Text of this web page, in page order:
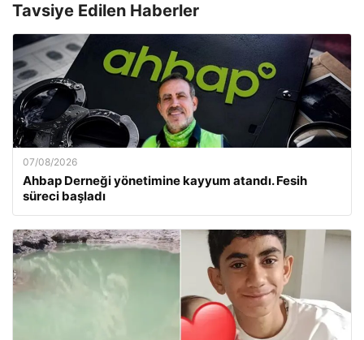
Tavsiye Edilen Haberler
07/08/2026
Ahbap Derneği yönetimine kayyum atandı. Fesih
süreci başladı